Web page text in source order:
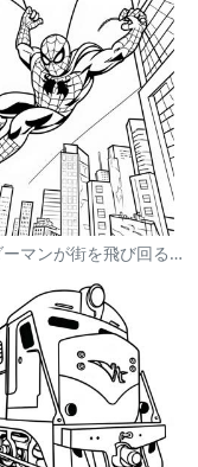
スパイダーマンが街を飛び回る塗り絵